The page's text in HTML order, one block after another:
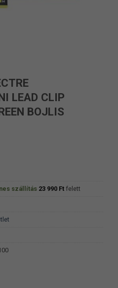
LEAD CLIP
BOJLIS
szállítás 23 990 Ftfelett